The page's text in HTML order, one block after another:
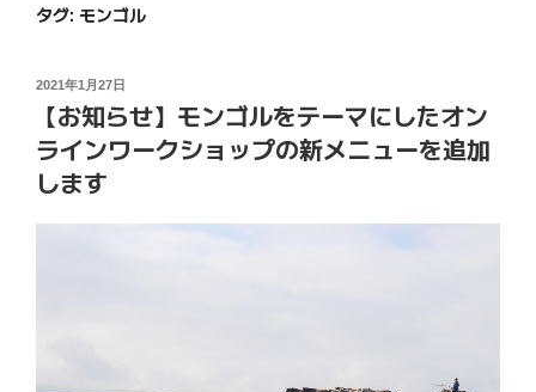
タグ: モンゴル
投
稿
日:
2021年1月27日
【お知らせ】モンゴルをテーマにしたオン
ラインワークショップの新メニューを追加
します